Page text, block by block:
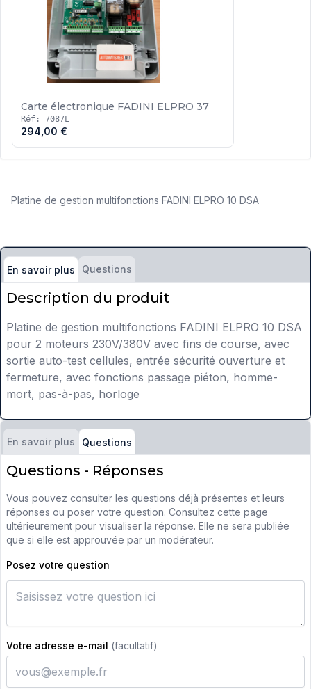
Carte électronique FADINI ELPRO 37
Réf: 7087L
294,00 €
Platine de gestion multifonctions FADINI ELPRO 10 DSA
En savoir plus Questions
Description du produit
Platine de gestion multifonctions FADINI ELPRO 10 DSA
pour 2 moteurs 230V/380V avec fins de course, avec
sortie auto-test cellules, entrée sécurité ouverture et
fermeture, avec fonctions passage piéton, homme-
mort, pas-à-pas, horloge
En savoir plus Questions
Questions - Réponses
Vous pouvez consulter les questions déjà présentes et leurs
réponses ou poser votre question. Consultez cette page
ultérieurement pour visualiser la réponse. Elle ne sera publiée
que si elle est approuvée par un modérateur.
Posez votre question
Votre adresse e-mail (facultatif)